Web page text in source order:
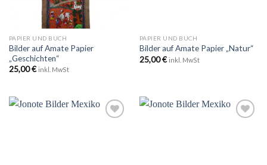
PAPIER UND BUCH
Bilder auf Amate Papier
„Geschichten“
25,00€ inkl. MwSt
PAPIER UND BUCH
Bilder auf Amate Papier „Natur“
25,00€ inkl. MwSt